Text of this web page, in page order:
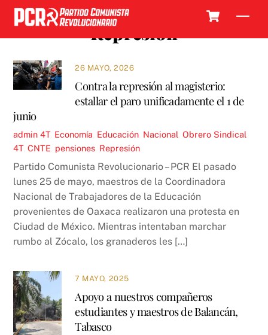
Skip
content
Represión
26 MAYO, 2026
Contra la represión al magisterio:
estallar el paro unificadamente el 1 de
junio
admin 4T, Economía Educación Nacional ,Obrero Sindical
4T,CNTE pensiones Represión
Partido Comunista Revolucionario – PCR El pasado
lunes 25 de mayo, maestros de la Coordinadora
Nacional de Trabajadores de la Educación
provenientes de Oaxaca realizaron una protesta en
Ciudad de México. Mientras intentaban marchar
rumbo al Zócalo, los granaderos les […]
7 MAYO, 2025
Apoyo a nuestros compañeros
estudiantes y maestros de Balancán,
Tabasco